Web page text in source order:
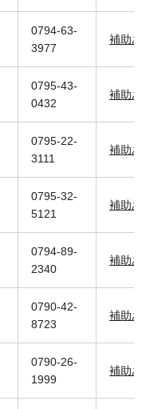
0794-63-
3977
補助
0795-43-
0432
補助
0795-22-
3111
補助
0795-32-
5121
補助
0794-89-
2340
補助
0790-42-
8723
補助
0790-26-
1999
補助